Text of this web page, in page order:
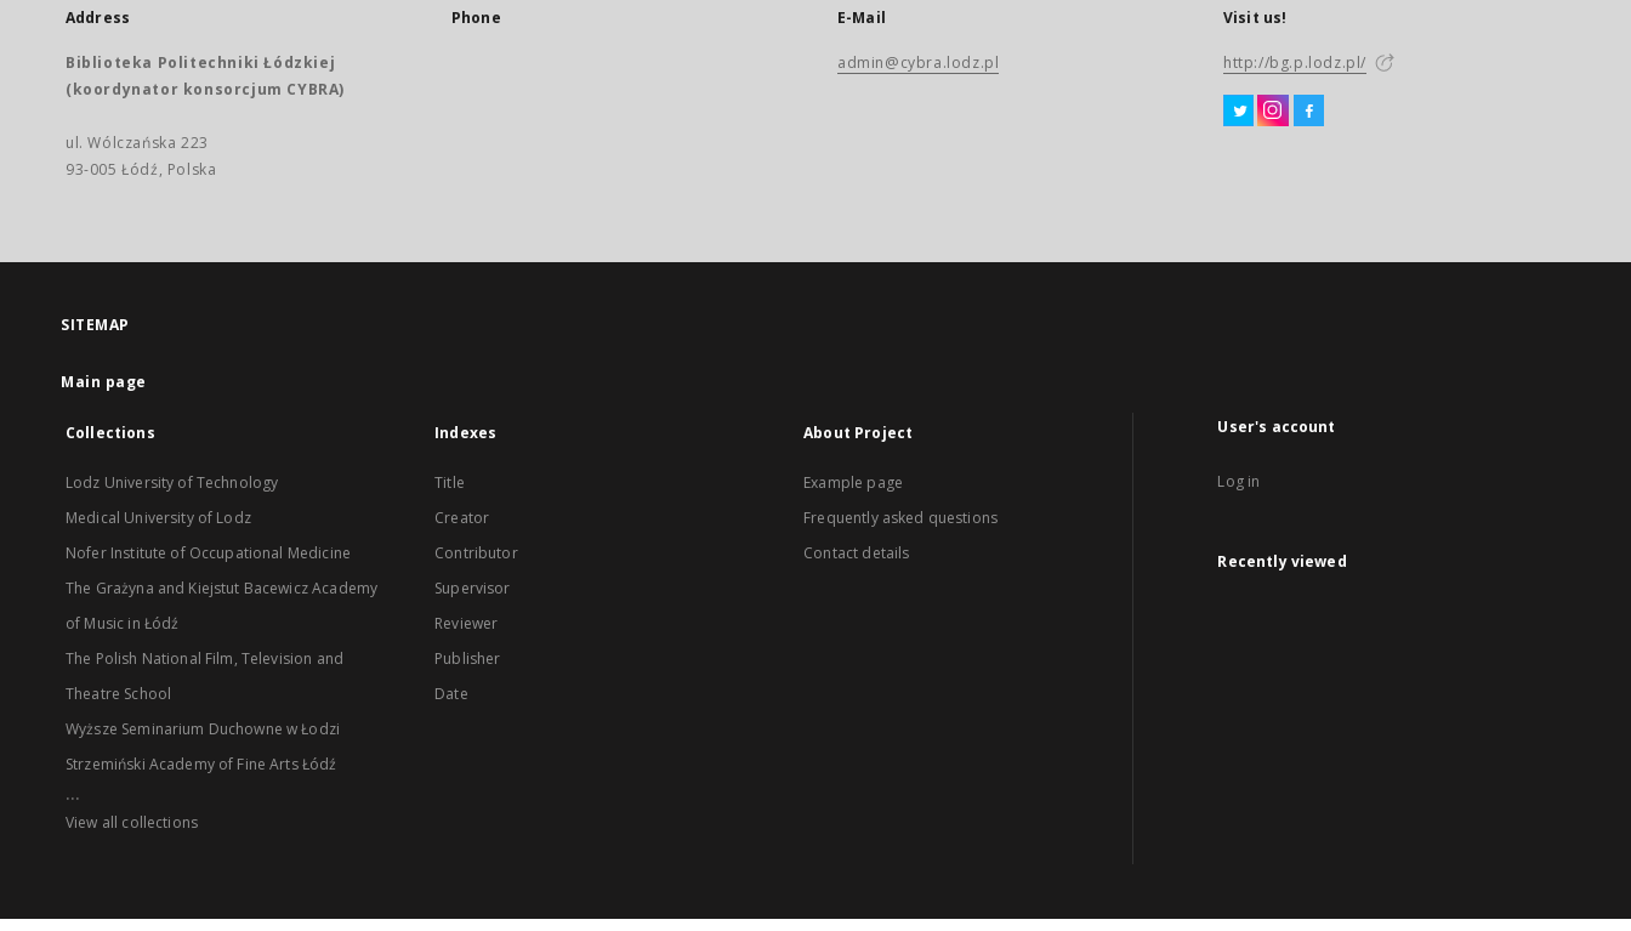
Address
Biblioteka Politechniki Łódzkiej
(koordynator konsorcjum CYBRA)
ul. Wólczańska 223
93-005 Łódź, Polska
Phone E-Mail
admin@cybra.lodz.pl
Visit us!
http://bg.p.lodz.pl/
SITEMAP
Main page
Collections
Lodz University of Technology
Medical University of Lodz
Nofer Institute of Occupational Medicine
The Grażyna and Kiejstut Bacewicz Academy
of Music in Łódź
The Polish National Film, Television and
Theatre School
Wyższe Seminarium Duchowne w Łodzi
Strzemiński Academy of Fine Arts Łódź
...
View all collections
Indexes
Title
Creator
Contributor
Supervisor
Reviewer
Publisher
Date
About Project
Example page
Frequently asked questions
Contact details
User's account
Log in
Recently viewed